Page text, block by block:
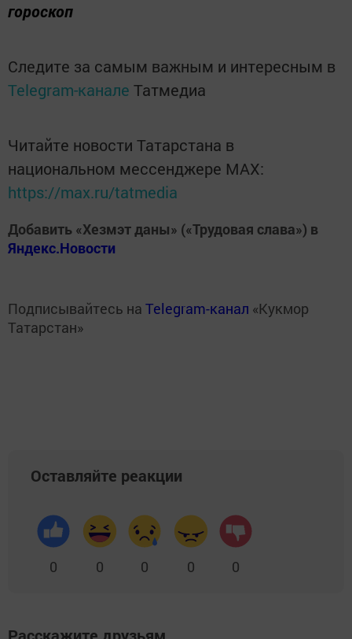
гороскоп
Следите за самым важным и интересным в
Telegram-канале Татмедиа
Читайте новости Татарстана в
национальном мессенджере MАХ:
https://max.ru/tatmedia
Добавить «Хезмэт даны» («Трудовая слава») в
Яндекс.Новости
Подписывайтесь на Telegram-канал «Кукмор
Татарстан»
Оставляйте реакции
0 0 0 0 0